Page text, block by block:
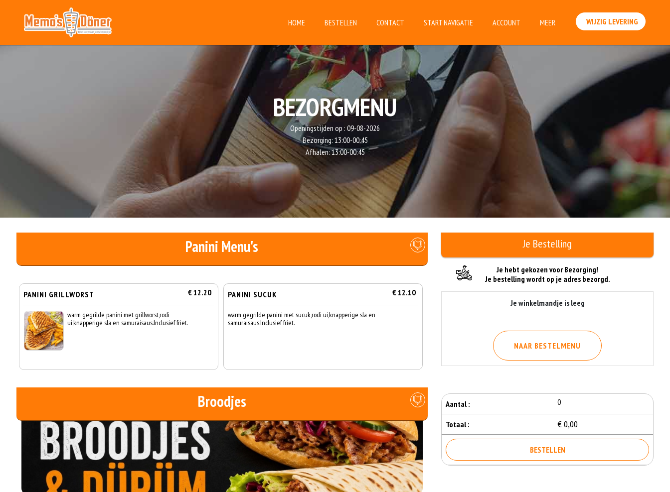
HOME BESTELLEN CONTACT START NAVIGATIE ACCOUNT MEER WIJZIG LEVERING
BEZORGMENU
Openingstijden op : 09-08-2026
Bezorging: 13:00-00:45
Afhalen:13:00-00:45
Panini Menu's
PANINI GRILLWORST € 12.20
warm gegrilde panini met grillworst,rodi
ui,knapperige sla en samuraisaus.Inclusief friet.
PANINI SUCUK € 12.10
warm gegrilde panini met sucuk,rodi ui,knapperige sla en
samuraisaus.Inclusief friet.
Broodjes
Je hebt gekozen voor Bezorging!
Je bestelling wordt op je adres bezorgd.
Je winkelmandje is leeg
NAAR BESTELMENU
Aantal : 0
Totaal : € 0,00
BESTELLEN
Je Bestelling